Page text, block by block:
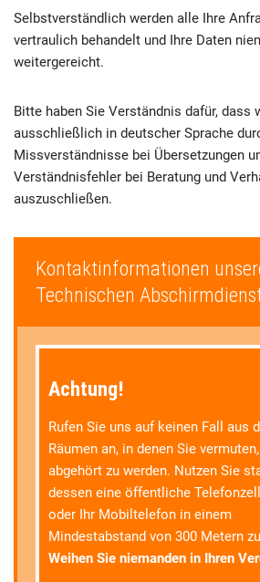
Selbstverständlich werden alle Ihre
vertraulich behandelt und Ihre Daten
weitergereicht.
Bitte haben Sie Verständnis dafür, dass
ausschließlich in deutscher Sprache
Missverständnisse bei Übersetzungen
Verständnisfehler bei Beratung und
auszuschließen.
Kontaktinformationen
Technischen
Achtung!
Rufen Sie uns auf keinen Fall aus
Räumen an, in denen Sie vermuten,
abgehört zu werden. Nutzen Sie
dessen eine öffentliche
oder Ihr Mobiltelefon in einem
Mindestabstand von 300 Metern
Weihen Sie niemanden in Ihren